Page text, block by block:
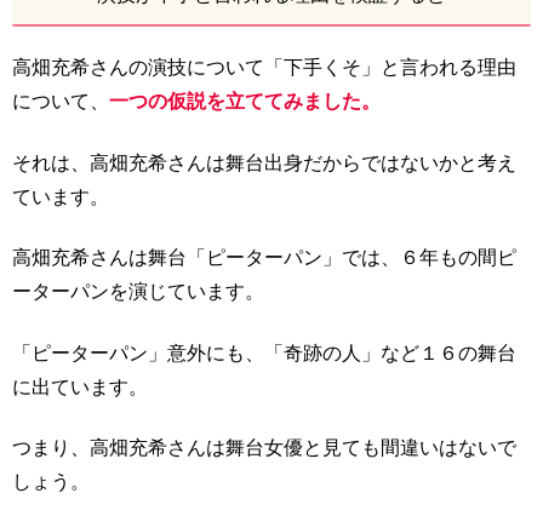
高畑充希さんの演技について「下手くそ」と言われる理由
について、 一つの仮説を立ててみました。
それは、高畑充希さんは舞台出身だからではないかと考え
ています。
高畑充希さんは舞台「ピーターパン」では、６年もの間ピ
ーターパンを演じています。
「ピーターパン」意外にも、「奇跡の人」など１６の舞台
に出ています。
つまり、高畑充希さんは舞台女優と見ても間違いはないで
しょう。